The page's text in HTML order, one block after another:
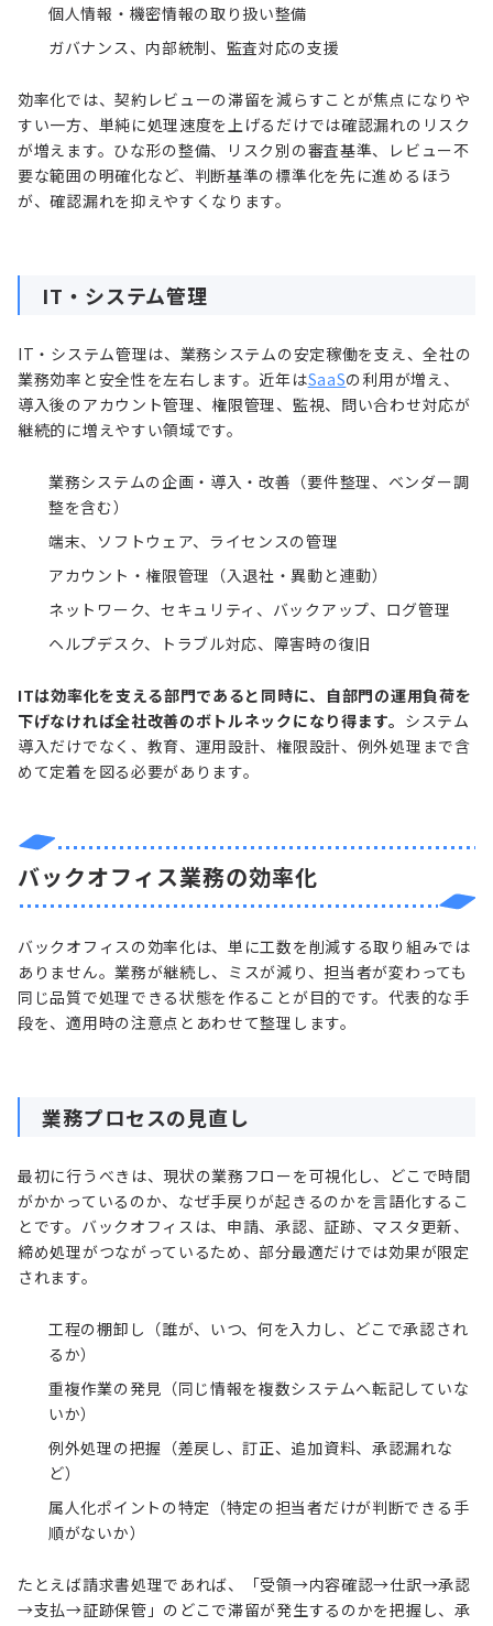
個人情報・機密情報の取り扱い整備
ガバナンス、内部統制、監査対応の支援
効率化では、契約レビューの滞留を減らすことが焦点になりや
すい一方、単純に処理速度を上げるだけでは確認漏れのリスク
が増えます。ひな形の整備、リスク別の審査基準、レビュー不
要な範囲の明確化など、判断基準の標準化を先に進めるほう
が、確認漏れを抑えやすくなります。
IT・システム管理
IT・システム管理は、業務システムの安定稼働を支え、全社の
業務効率と安全性を左右します。近年はSaaSの利用が増え、
導入後のアカウント管理、権限管理、監視、問い合わせ対応が
継続的に増えやすい領域です。
業務システムの企画・導入・改善（要件整理、ベンダー調
整を含む）
端末、ソフトウェア、ライセンスの管理
アカウント・権限管理（入退社・異動と連動）
ネットワーク、セキュリティ、バックアップ、ログ管理
ヘルプデスク、トラブル対応、障害時の復旧
ITは効率化を支える部門であると同時に、自部門の運用負荷を
下げなければ全社改善のボトルネックになり得ます。 システム
導入だけでなく、教育、運用設計、権限設計、例外処理まで含
めて定着を図る必要があります。
バックオフィス業務の効率化
バックオフィスの効率化は、単に工数を削減する取り組みでは
ありません。業務が継続し、ミスが減り、担当者が変わっても
同じ品質で処理できる状態を作ることが目的です。代表的な手
段を、適用時の注意点とあわせて整理します。
業務プロセスの見直し
最初に行うべきは、現状の業務フローを可視化し、どこで時間
がかかっているのか、なぜ手戻りが起きるのかを言語化するこ
とです。バックオフィスは、申請、承認、証跡、マスタ更新、
締め処理がつながっているため、部分最適だけでは効果が限定
されます。
工程の棚卸し（誰が、いつ、何を入力し、どこで承認され
るか）
重複作業の発見（同じ情報を複数システムへ転記していな
いか）
例外処理の把握（差戻し、訂正、追加資料、承認漏れな
ど）
属人化ポイントの特定（特定の担当者だけが判断できる手
順がないか）
たとえば請求書処理であれば、「受領→内容確認→仕訳→承認
→支払→証跡保管」のどこで滞留が発生するのかを把握し、承